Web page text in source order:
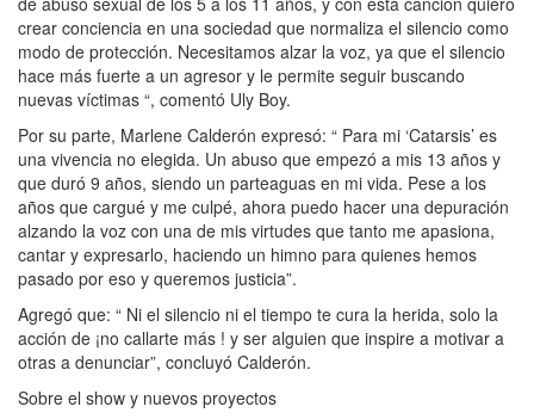
crear conciencia en una sociedad que normaliza el silencio como
modo de protección. Necesitamos alzar la voz, ya que el silencio
hace más fuerte a un agresor y le permite seguir buscando
nuevas víctimas “, comentó Uly Boy.
Por su parte, Marlene Calderón expresó: “ Para mi ‘Catarsis’ es
una vivencia no elegida. Un abuso que empezó a mis 13 años y
que duró 9 años, siendo un parteaguas en mi vida. Pese a los
años que cargué y me culpé, ahora puedo hacer una depuración
alzando la voz con una de mis virtudes que tanto me apasiona,
cantar y expresarlo, haciendo un himno para quienes hemos
pasado por eso y queremos justicia”.
Agregó que: “ Ni el silencio ni el tiempo te cura la herida, solo la
acción de ¡no callarte más ! y ser alguien que inspire a motivar a
otras a denunciar”, concluyó Calderón.
Sobre el show y nuevos proyectos